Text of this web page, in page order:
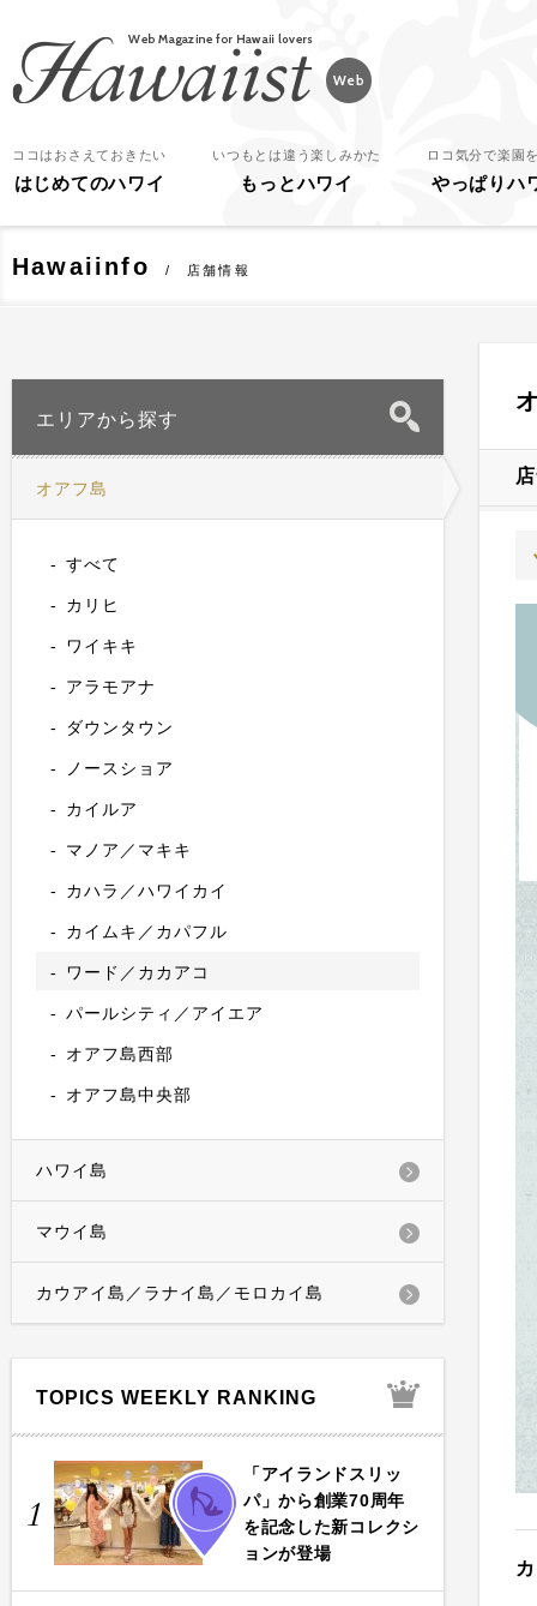
ココはおさえておきたい
はじめてのハワイ
いつもとは違う楽しみかた
もっとハワイ
ロコ気分で楽園
やっぱりハ
Hawaiinfo 店舗情報
エリアから探す
オアフ島
すべて
カリヒ
ワイキキ
アラモアナ
ダウンタウン
ノースショア
カイルア
マノア／マキキ
カハラ／ハワイカイ
カイムキ／カパフル
ワード／カカアコ
パールシティ／アイエア
オアフ島西部
オアフ島中央部
ハワイ島
マウイ島
カウアイ島／ラナイ島／モロカイ島
TOPICS WEEKLY RANKING
1
FASHION
「アイランドスリッ
パ」から創業70周年
を記念した新コレクシ
ョンが登場